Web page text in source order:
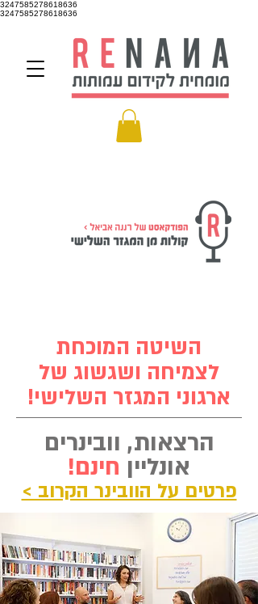
3247585278618636
3247585278618636
השיטה המוכחת
לצמיחה ושגשוג של
ארגוני המגזר השלישי!
הרצאות, וובינרים
אונליין חינם!
פרטים על הוובינר הקרוב >